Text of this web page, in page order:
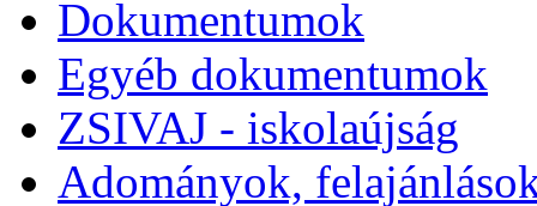
Dokumentumok
Egyéb dokumentumok
ZSIVAJ - iskolaújság
Adományok,